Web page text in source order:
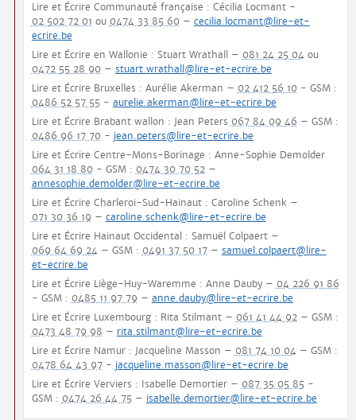
Lire et Écrire Communauté française : Cécilia Locmant -
02 502 72 01 ou 0474 33 85 60– cecilia.locmant@lire-et-
ecrire.be
Lire et Écrire en Wallonie : Stuart Wrathall – 081 24 25 04ou
0472 55 28 90– stuart.wrathall@lire-et-ecrire.be
Lire et Écrire Bruxelles : Aurélie Akerman – 02 412 56 10- GSM :
0486 52 57 55- aurelie.akerman@lire-et-ecrire.be
Lire et Écrire Brabant wallon : Jean Peters 067 84 09 46 – GSM :
0486 96 17 70- jean.peters@lire-et-ecrire.be
Lire et Écrire Centre-Mons-Borinage : Anne-Sophie Demolder
064 31 18 80- GSM : 0474 30 70 52–
annesophie.demolder@lire-et-ecrire.be
Lire et Écrire Charleroi-Sud-Hainaut : Caroline Schenk –
071 30 36 19 – caroline.schenk@lire-et-ecrire.be
Lire et Écrire Hainaut Occidental : Samuël Colpaert –
069 64 69 24– GSM : 0491 37 50 17– samuel.colpaert@lire-
et-ecrire.be
Lire et Écrire Liège-Huy-Waremme : Anne Dauby – 04 226 91 86
- GSM : 0485 11 97 79 – anne.dauby@lire-et-ecrire.be
Lire et Écrire Luxembourg : Rita Stilmant – 061 41 44 92– GSM :
0473 48 79 98 – rita.stilmant@lire-et-ecrire.be
Lire et Écrire Namur : Jacqueline Masson – 081 74 10 04– GSM :
0478 64 43 97- jacqueline.masson@lire-et-ecrire.be
Lire et Écrire Verviers : Isabelle Demortier – 087 35 05 85-
GSM : 0474 26 44 75– isabelle.demortier@lire-et-ecrire.be